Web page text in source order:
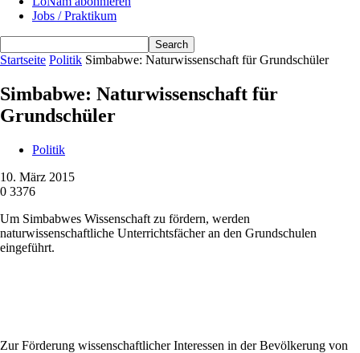
Jobs / Praktikum
Startseite Politik Simbabwe: Naturwissenschaft für Grundschüler
Simbabwe: Naturwissenschaft für
Grundschüler
Politik
10. März 2015
0 3376
Um Simbabwes Wissenschaft zu fördern, werden
naturwissenschaftliche Unterrichtsfächer an den Grundschulen
eingeführt.
Zur Förderung wissenschaftlicher Interessen in der Bevölkerung von